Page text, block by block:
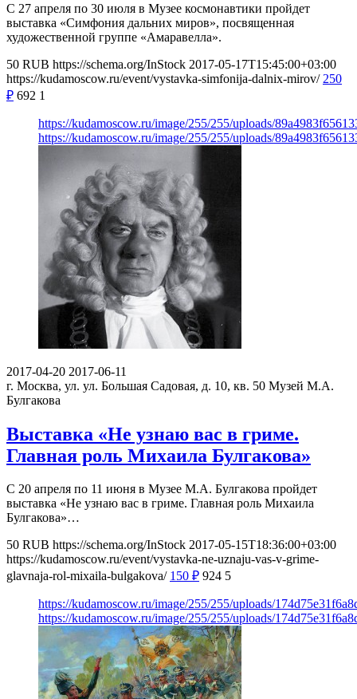
С 27 апреля по 30 июля в Музее космонавтики пройдет
выставка «Симфония дальних миров», посвященная
художественной группе «Амаравелла».
50 RUB https://schema.org/InStock 2017-05-17T15:45:00+03:00
https://kudamoscow.ru/event/vystavka-simfonija-dalnix-mirov/ 250
₽ 692 1
https://kudamoscow.ru/image/255/255/uploads/
https://kudamoscow.ru/image/255/255/uploads/
2017-04-20 2017-06-11
г. Москва, ул. ул. Большая Садовая, д. 10, кв. 50 Музей М.А.
Булгакова
Выставка «Не узнаю вас в гриме.
Главная роль Михаила Булгакова»
С 20 апреля по 11 июня в Музее М.А. Булгакова пройдет
выставка «Не узнаю вас в гриме. Главная роль Михаила
Булгакова»…
50 RUB https://schema.org/InStock 2017-05-15T18:36:00+03:00
https://kudamoscow.ru/event/vystavka-ne-uznaju-vas-v-grime-
glavnaja-rol-mixaila-bulgakova/ 150 ₽ 924 5
https://kudamoscow.ru/image/255/255/uploads/
https://kudamoscow.ru/image/255/255/uploads/